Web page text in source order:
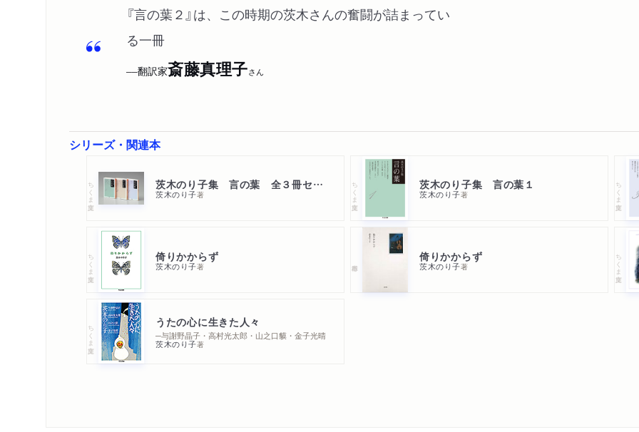
『言の葉２』は、この時期の茨木さんの奮闘が詰まってい
る一冊
──翻訳家斎藤真理子さん
シリーズ・関連本
ちくま文庫 茨木のり子集 言の葉 全３冊セット
茨木のり子著 ちくま文庫 茨木のり子集 言の葉１
茨木のり子著 ちくま文庫
ちくま文庫 倚りかからず
茨木のり子著
倚りかからず
茨木のり子著 ちくま文庫
ちくま文庫 うたの心に生きた人々
─与謝野晶子・高村光太郎・山之口貘・金子光晴
茨木のり子著